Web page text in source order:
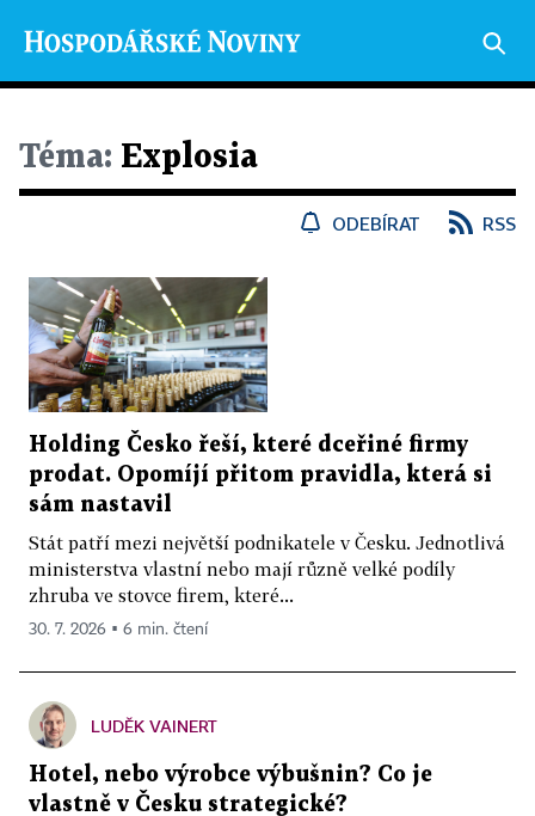
Téma: Explosia
ODEBÍRAT RSS
Holding Česko řeší, které dceřiné firmy
prodat. Opomíjí přitom pravidla, která si
sám nastavil
Stát patří mezi největší podnikatele v Česku. Jednotlivá
ministerstva vlastní nebo mají různě velké podíly
zhruba ve stovce firem, které...
30. 7. 2026 ▪ 6 min. čtení
LUDĚK VAINERT
Hotel, nebo výrobce výbušnin? Co je
vlastně v Česku strategické?